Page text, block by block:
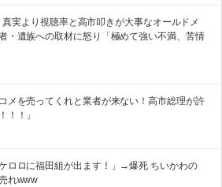
実より視聴率と高市叩きが大事なオールドメ
遺族への取材に怒り「極めて強い不満、苦情
メを売ってくれと業者が来ない！高市総理が許
！！」
ロロに福田組が出ます！」→爆死 ちいかわの
れwww